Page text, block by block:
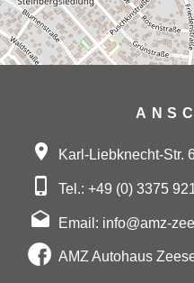
Karl-Liebknecht-Str.
Tel.: +49 (0) 3375
Email: info@amz-
AMZ Autohaus